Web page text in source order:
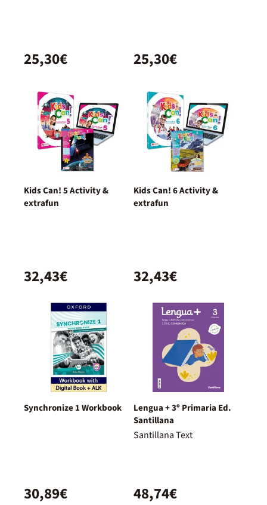
25,30€ 25,30€
Kids Can! 5 Activity &
extrafun
32,43€
Kids Can! 6 Activity &
extrafun
32,43€
Synchronize 1 Workbook
30,89€
Lengua + 3º Primaria Ed.
Santillana
Santillana Text
48,74€